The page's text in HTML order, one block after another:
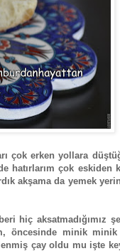
çok erken yollara
çok eskiden
akşama da yemek
hiç aksatmadığımız
öncesinde minik
çay oldu mu işte